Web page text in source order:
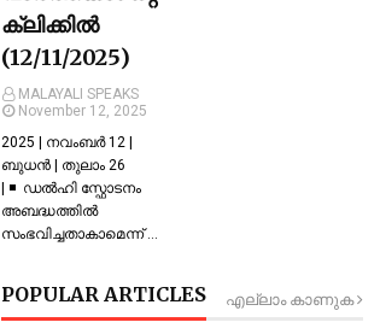
ക്ലിക്കിൽ
(12/11/2025)
MALAYALI SPEAKS
November 12, 2025
2025 | നവംബർ 12 |
ബുധൻ | തുലാം 26
| ◾ ഡല്‍ഹി സ്ഫോടനം
അബദ്ധത്തില്‍
സംഭവിച്ചതാകാമെന്ന് …
POPULAR ARTICLES എല്ലാം കാണുക